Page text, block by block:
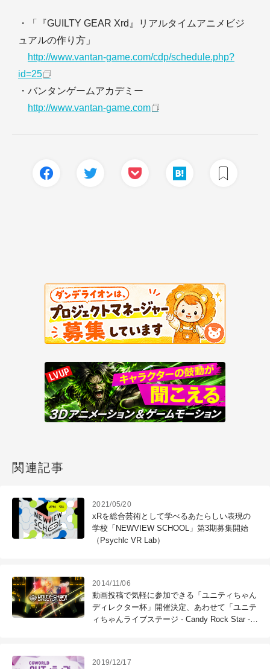
・「『GUILTY GEAR Xrd』リアルタイムアニメビジ
ュアルの作り方」
http://www.vantan-game.com/cdp/schedule.php?
id=25
・バンタンゲームアカデミー
http://www.vantan-game.com
関連記事
2021/05/20
xRを総合芸術として学べるあたらしい表現の
学校「NEWVIEW SCHOOL」第3期募集開始
（Psychlc VR Lab）
2014/11/06
動画投稿で気軽に参加できる「ユニティちゃん
ディレクター杯」開催決定、あわせて「ユニテ
ィちゃんライブステージ - Candy Rock Star -」
2019/12/17